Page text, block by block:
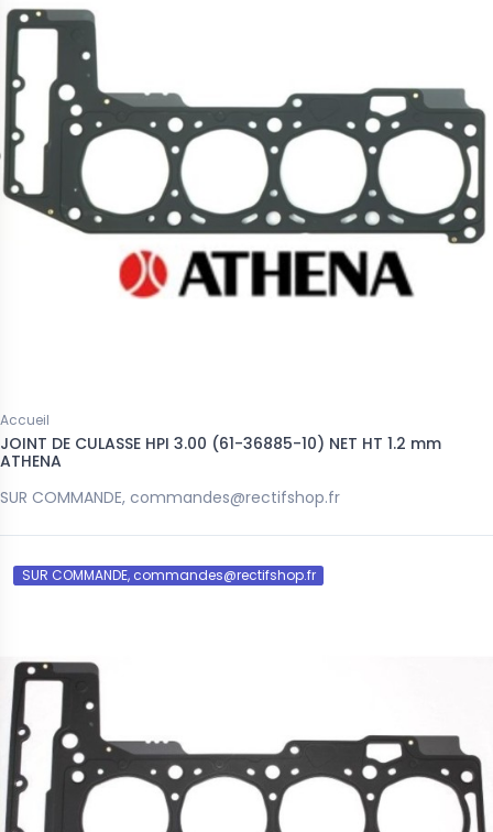
Accueil
JOINT DE CULASSE HPI 3.00 (61-36885-10) NET HT 1.2 mm
ATHENA
SUR COMMANDE, commandes@rectifshop.fr
SUR COMMANDE, commandes@rectifshop.fr